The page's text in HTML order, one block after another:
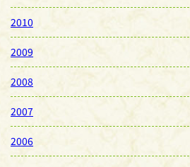
2010
2009
2008
2007
2006